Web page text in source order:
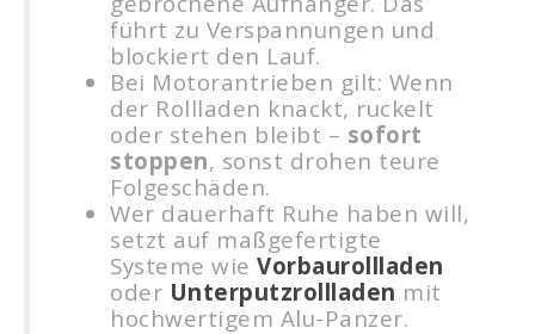
führt zu Verspannungen und
blockiert den Lauf.
Bei Motorantrieben gilt: Wenn
der Rollladen knackt, ruckelt
oder stehen bleibt – sofort
stoppen, sonst drohen teure
Folgeschäden.
Wer dauerhaft Ruhe haben will,
setzt auf maßgefertigte
Systeme wie Vorbaurollladen
oder Unterputzrollladen mit
hochwertigem Alu-Panzer.